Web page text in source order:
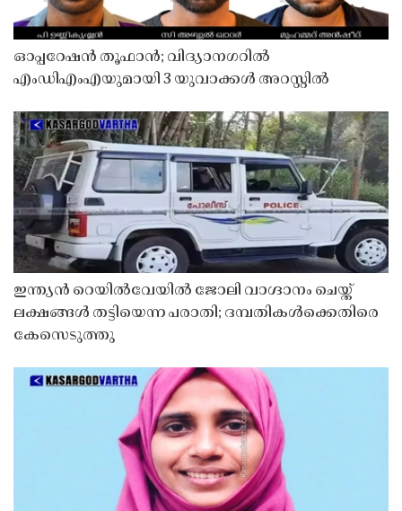
ഓപ്പറേഷൻ തൂഫാൻ; വിദ്യാനഗറിൽ
എംഡിഎംഎയുമായി 3 യുവാക്കൾ അറസ്റ്റിൽ
ഇന്ത്യൻ റെയിൽവേയിൽ ജോലി വാഗ്ദാനം ചെയ്ത്
ലക്ഷങ്ങൾ തട്ടിയെന്ന പരാതി; ദമ്പതികൾക്കെതിരെ
കേസെടുത്തു